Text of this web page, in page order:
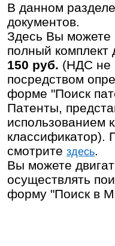
В данном
документов.
Здесь Вы можете
полный комплект
150 руб. (НДС не
посредством
форме "Поиск
Патенты,
использованием
классификатор).
смотрите здесь.
Вы можете
осуществлять
форму "Поиск в